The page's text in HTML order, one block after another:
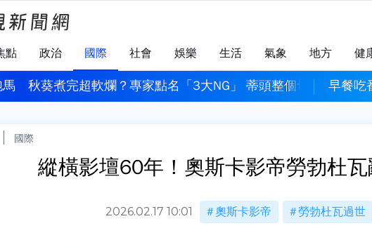
點 政治 國際 社會 娛樂 生活 氣象 地方 健
」恐害濾網報銷
秋葵煮完超軟爛？專家點名「3大NG」 蒂頭整個切掉也錯早餐吃
國際
縱橫影壇60年！奧斯卡影帝勞勃杜
2026.02.17 10:01 奧斯卡影帝 勞勃杜瓦過世